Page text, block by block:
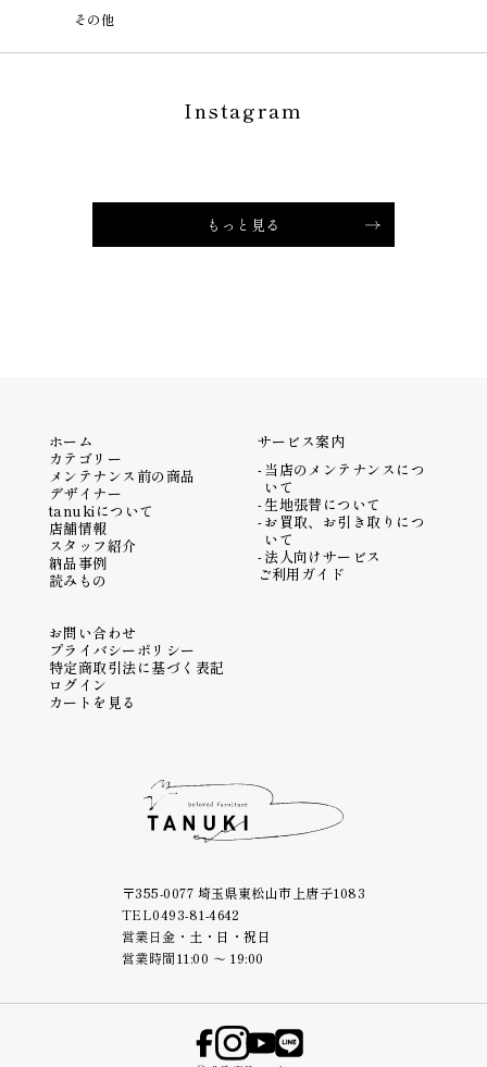
その他
Instagram
もっと見る
ホーム
カテゴリー
メンテナンス前の商品
デザイナー
tanukiについて
店舗情報
スタッフ紹介
納品事例
読みもの
サービス案内
当店のメンテナンスにつ
いて
生地張替について
お買取、お引き取りにつ
いて
法人向けサービス
ご利用ガイド
お問い合わせ
プライバシーポリシー
特定商取引法に基づく表記
ログイン
カートを見る
〒355-0077 埼玉県東松山市上唐子1083
TEL0493-81-4642
営業日金・土・日・祝日
営業時間11:00 ～ 19:00